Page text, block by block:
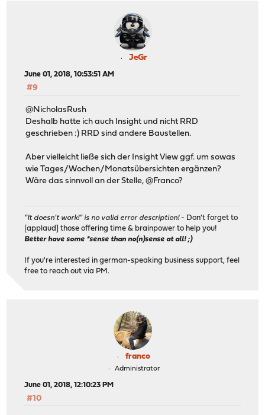
JeGr
June 01, 2018, 10:53:51 AM
#9
@NicholasRush
Deshalb hatte ich auch Insight und nicht RRD
geschrieben :) RRD sind andere Baustellen.
Aber vielleicht ließe sich der Insight View ggf. um sowas
wie Tages/Wochen/Monatsübersichten ergänzen?
Wäre das sinnvoll an der Stelle, @Franco?
"It doesn't work!" is no valid error description!- Don't forget to
[applaud] those offering time & brainpower to help you!
Better have some *sense than no(n)sense at all! ;)
If you're interested in german-speaking business support, feel
free to reach out via PM.
franco
Administrator
June 01, 2018, 12:10:23 PM
#10